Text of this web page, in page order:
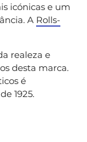
icónicas e um
A Rolls-
realeza e
desta marca.
é
1925.